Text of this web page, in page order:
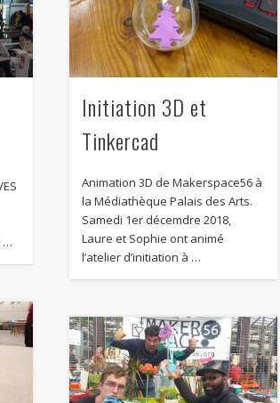
…
Initiation 3D et
Tinkercad
Animation 3D de Makerspace56 à
la Médiathèque Palais des Arts.
Samedi 1er décemdre 2018,
Laure et Sophie ont animé
l’atelier d’initiation à …